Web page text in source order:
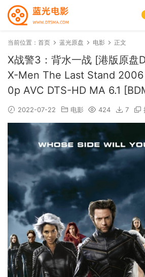
当前位置： 首页 蓝光原盘 电影 正文
X战警3：背水一战 [港版原盘
X-Men The Last Stand 2006
0p AVC DTS-HD MA 6.1
2022-07-22 电影 424 7